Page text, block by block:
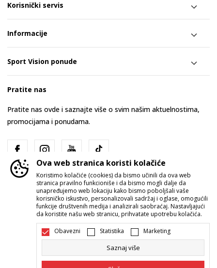
Korisnički servis
Informacije
Sport Vision ponude
Pratite nas
Pratite nas ovde i saznajte više o svim našim aktuelnostima,
promocijama i ponudama.
Srbija Promenite
Ova web stranica koristi kolačiće
Koristimo kolačiće (cookies) da bismo učinili da ova web
stranica pravilno funkcioniše i da bismo mogli dalje da
unapređujemo web lokaciju kako bismo poboljšali vaše
korisničko iskustvo, personalizovali sadržaj i oglase, omogućili
funkcije društvenih medija i analizirali saobraćaj. Nastavljajući
da koristite našu web stranicu, prihvatate upotrebu kolačića.
Obavezni Statistika Marketing
Saznaj više